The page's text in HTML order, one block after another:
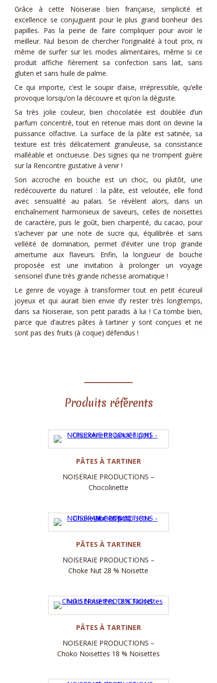
Grâce à cette Noiseraie bien française, simplicité et
excellence se conjuguent pour le plus grand bonheur des
papilles. Pas la peine de faire compliquer pour avoir le
meilleur. Nul besoin de chercher l’originalité à tout prix, ni
même de surfer sur les modes alimentaires, même si ce
produit affiche fièrement sa confection sans lait, sans
gluten et sans huile de palme.
Ce qui importe, c’est le soupir d’aise, irrépressible, qu’elle
provoque lorsqu’on la découvre et qu’on la déguste.
Sa très jolie couleur, bien chocolatée est doublée d’un
parfum concentré, tout en retenue mais dont on devine la
puissance olfactive. La surface de la pâte est satinée, sa
texture est très délicatement granuleuse, sa consistance
malléable et onctueuse. Des signes qui ne trompent guère
sur la Rencontre gustative à venir !
Son accroche en bouche est un choc, ou plutôt, une
redécouverte du naturel : la pâte, est veloutée, elle fond
avec sensualité au palais. Se révèlent alors, dans un
enchaînement harmonieux de saveurs, celles de noisettes
de caractère, puis le goût, bien charpenté, du cacao, pour
s’achever par une note de sucre qui, équilibrée et sans
velléité de domination, permet d’éviter une trop grande
amertume aux flaveurs. Enfin, la longueur de bouche
proposée est une invitation à prolonger un voyage
sensoriel d’une très grande richesse aromatique !
Le genre de voyage à transformer tout en petit écureuil
joyeux et qui aurait bien envie d’y rester très longtemps,
dans sa Noiseraie, son petit paradis à lui ! Ca tombe bien,
parce que d’autres pâtes à tartiner y sont conçues et ne
sont pas des fruits (à coque) défendus !
Produits référents
PÂTES À TARTINER
Label
NOISERAIE PRODUCTIONS –
Chocolinette
PÂTES À TARTINER
Label
NOISERAIE PRODUCTIONS –
Choke Nut 28 % Noisette
PÂTES À TARTINER
Label
NOISERAIE PRODUCTIONS –
Choko Noisettes 18 % Noisettes
Label